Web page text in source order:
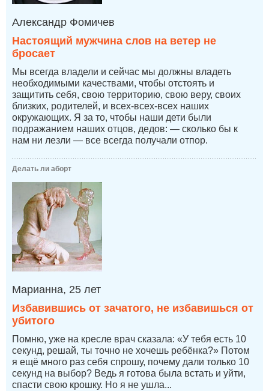
Александр Фомичев
Настоящий мужчина слов на ветер не
бросает
Мы всегда владели и сейчас мы должны владеть
необходимыми качествами, чтобы отстоять и
защитить себя, свою территорию, свою веру, своих
близких, родителей, и всех-всех-всех наших
окружающих. Я за то, чтобы наши дети были
подражанием наших отцов, дедов: — сколько бы к
нам ни лезли — все всегда получали отпор.
Делать ли аборт
Марианна, 25 лет
Избавившись от зачатого, не избавишься от
убитого
Помню, уже на кресле врач сказала: «У тебя есть 10
секунд, решай, ты точно не хочешь ребёнка?» Потом
я ещё много раз себя спрошу, почему дали только 10
секунд на выбор? Ведь я готова была встать и уйти,
спасти свою крошку. Но я не ушла...